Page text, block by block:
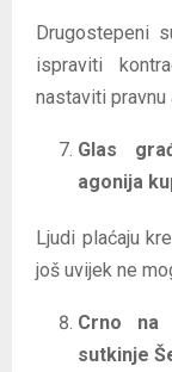
Drugostepeni
ispraviti
nastaviti pravnu
Glas
agonija
Ljudi plaćaju
još uvijek ne
Crno na
sutkinje